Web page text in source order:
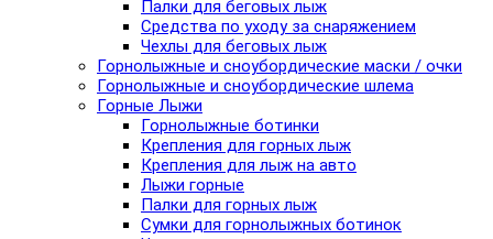
Палки для беговых лыж
Средства по уходу за снаряжением
Чехлы для беговых лыж
Горнолыжные и сноубордические маски / очки
Горнолыжные и сноубордические шлема
Горные Лыжи
Горнолыжные ботинки
Крепления для горных лыж
Крепления для лыж на авто
Лыжи горные
Палки для горных лыж
Сумки для горнолыжных ботинок